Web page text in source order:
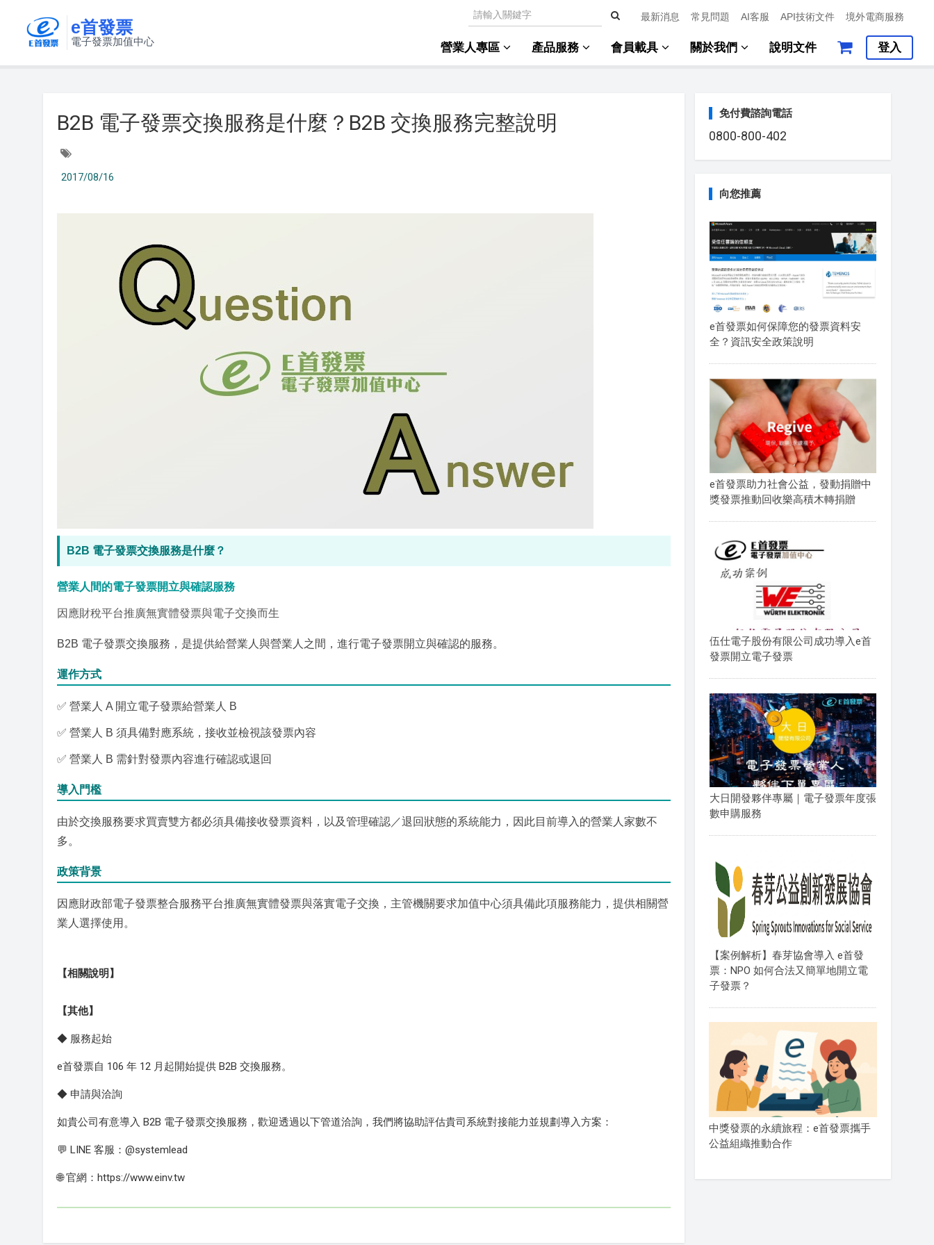
e首發票
電子發票加值中心
最新消息 常見問題 AI客服 API技術文件 境外電商服務
營業人專區 產品服務 會員載具 關於我們 說明文件 登入
B2B 電子發票交換服務是什麼？B2B 交換服務完整說明
2017/08/16
B2B 電子發票交換服務是什麼？
營業人間的電子發票開立與確認服務
因應財稅平台推廣無實體發票與電子交換而生
B2B 電子發票交換服務，是提供給營業人與營業人之間，進行電子發票開立與確認的服務。
運作方式
✅ 營業人 A 開立電子發票給營業人 B
✅ 營業人 B 須具備對應系統，接收並檢視該發票內容
✅ 營業人 B 需針對發票內容進行確認或退回
導入門檻
由於交換服務要求買賣雙方都必須具備接收發票資料，以及管理確認／退回狀態的系統能力，因此目前導入的營業人家數不
多。
政策背景
因應財政部電子發票整合服務平台推廣無實體發票與落實電子交換，主管機關要求加值中心須具備此項服務能力，提供相關營
業人選擇使用。
【相關說明】
【其他】
◆ 服務起始
e首發票自 106 年 12 月起開始提供 B2B 交換服務。
◆ 申請與洽詢
如貴公司有意導入 B2B 電子發票交換服務，歡迎透過以下管道洽詢，我們將協助評估貴司系統對接能力並規劃導入方案：
💬 LINE 客服：@systemlead
🌐 官網：https://www.einv.tw
免付費諮詢電話
0800-800-402
向您推薦
e首發票如何保障您的發票資料安
全？資訊安全政策說明
e首發票助力社會公益，發動捐贈中
獎發票推動回收樂高積木轉捐贈
伍仕電子股份有限公司成功導入e首
發票開立電子發票
大日開發夥伴專屬｜電子發票年度張
數申購服務
【案例解析】春芽協會導入 e首發
票：NPO 如何合法又簡單地開立電
子發票？
中獎發票的永續旅程：e首發票攜手
公益組織推動合作